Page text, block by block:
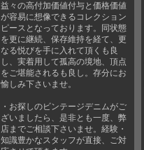
益々の高付加価値付与と価格価値
が容易に想像できるコレクション
ピースとなっております。同状態
を更に継続、保存維持を経て、更
なる悦びを手に入れて頂くも良
し、実着用して孤高の境地、頂点
をご堪能されるも良し。存分にお
愉しみ下さいませ。
・お探しのビンテージデニムがご
ざいましたら、是非とも一度、弊
店までご相談下さいませ。経験・
知識豊かなスタッフが直接、ご対